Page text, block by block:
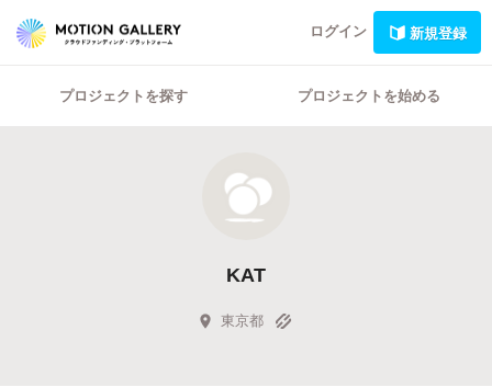
ログイン 新規登録
プロジェクトを探す プロジェクトを始める
KAT
東京都